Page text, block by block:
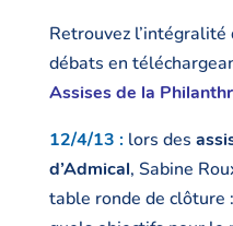
Retrouvez
débats en
Assises de la
12/4/13 : lors des
d’Admical, Sabine
table ronde de clôture